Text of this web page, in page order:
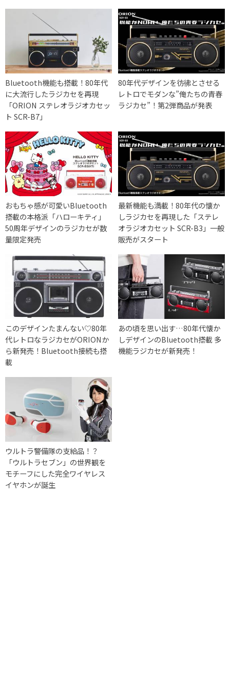
Bluetooth機能も搭載！80年代
に大流行したラジカセを再現
「ORION ステレオラジオカセッ
ト SCR-B7」
80年代デザインを彷彿とさせる
レトロでモダンな”俺たちの青春
ラジカセ”！第2弾商品が発表
おもちゃ感が可愛いBluetooth
搭載の本格派「ハローキティ」
50周年デザインのラジカセが数
量限定発売
最新機能も満載！80年代の懐か
しラジカセを再現した「ステレ
オラジオカセット SCR-B3」一般
販売がスタート
このデザインたまんない♡80年
代レトロなラジカセがORIONか
ら新発売！Bluetooth接続も搭
載
あの頃を思い出す…80年代懐か
しデザインのBluetooth搭載 多
機能ラジカセが新発売！
ウルトラ警備隊の支給品！？
「ウルトラセブン」の世界観を
モチーフにした完全ワイヤレス
イヤホンが誕生